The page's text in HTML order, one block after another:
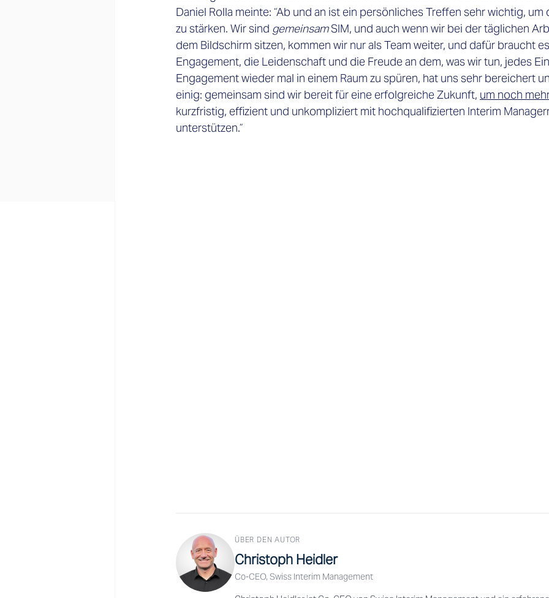
Daniel Rolla meinte: “Ab und an ist ein persönliches Treffen sehr wichtig,
zu stärken. Wir sind gemeinsam SIM, und auch wenn wir bei der täglichen
dem Bildschirm sitzen, kommen wir nur als Team weiter, und dafür braucht
Engagement, die Leidenschaft und die Freude an dem, was wir tun, jedes
Engagement wieder mal in einem Raum zu spüren, hat uns sehr bereichert
einig: gemeinsam sind wir bereit für eine erfolgreiche Zukunft, um noch
kurzfristig, effizient und unkompliziert mit hochqualifizierten Interim
unterstützen.”
ÜBER DEN AUTOR
Christoph Heidler
Co-CEO, Swiss Interim Management